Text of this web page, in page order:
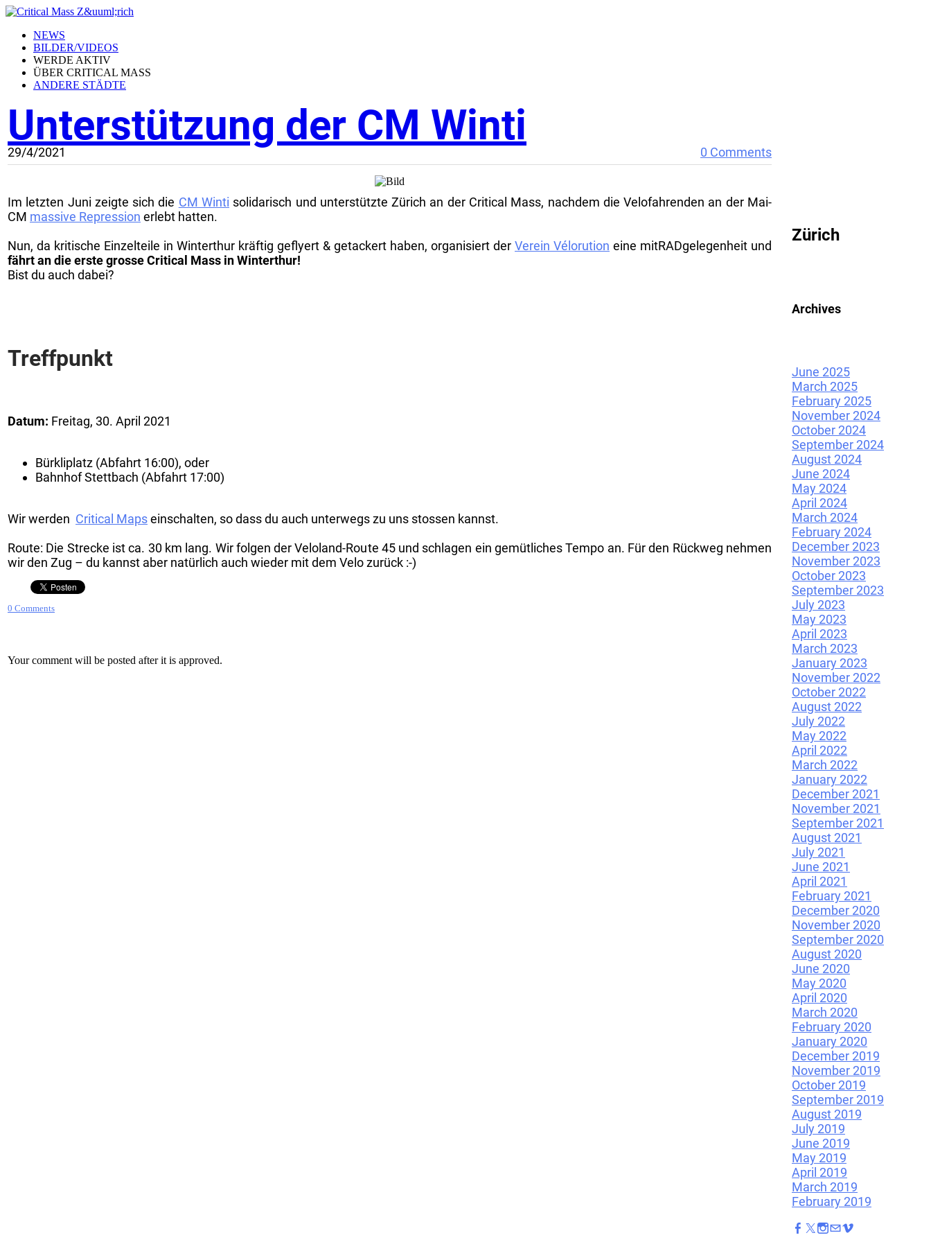
NEWS
BILDER/VIDEOS
WERDE AKTIV
ÜBER CRITICAL MASS
ANDERE STÄDTE
Unterstützung der CM Winti
29/4/2021 0 Comments
Im letzten Juni zeigte sich die CM Winti solidarisch und unterstützte Zürich an der Critical Mass, nachdem die Velofahrenden an der Mai-
CM massive Repression erlebt hatten.
Nun, da kritische Einzelteile in Winterthur kräftig geflyert & getackert haben, organisiert der Verein Vélorution eine mitRADgelegenheit und
fährt an die erste grosse Critical Mass in Winterthur!
Bist du auch dabei?
Treffpunkt
Datum: Freitag, 30. April 2021
Bürkliplatz (Abfahrt 16:00), oder
Bahnhof Stettbach (Abfahrt 17:00)
Wir werden Critical Mapseinschalten, so dass du auch unterwegs zu uns stossen kannst.
Route: Die Strecke ist ca. 30 km lang. Wir folgen der Veloland-Route 45 und schlagen ein gemütliches Tempo an. Für den Rückweg nehmen
wir den Zug – du kannst aber natürlich auch wieder mit dem Velo zurück :-)
0 Comments
Your comment will be posted after it is approved.
Zürich
Archives
June 2025
March 2025
February 2025
November 2024
October 2024
September 2024
August 2024
June 2024
May 2024
April 2024
March 2024
February 2024
December 2023
November 2023
October 2023
September 2023
July 2023
May 2023
April 2023
March 2023
January 2023
November 2022
October 2022
August 2022
July 2022
May 2022
April 2022
March 2022
January 2022
December 2021
November 2021
September 2021
August 2021
July 2021
June 2021
April 2021
February 2021
December 2020
November 2020
September 2020
August 2020
June 2020
May 2020
April 2020
March 2020
February 2020
January 2020
December 2019
November 2019
October 2019
September 2019
August 2019
July 2019
June 2019
May 2019
April 2019
March 2019
February 2019